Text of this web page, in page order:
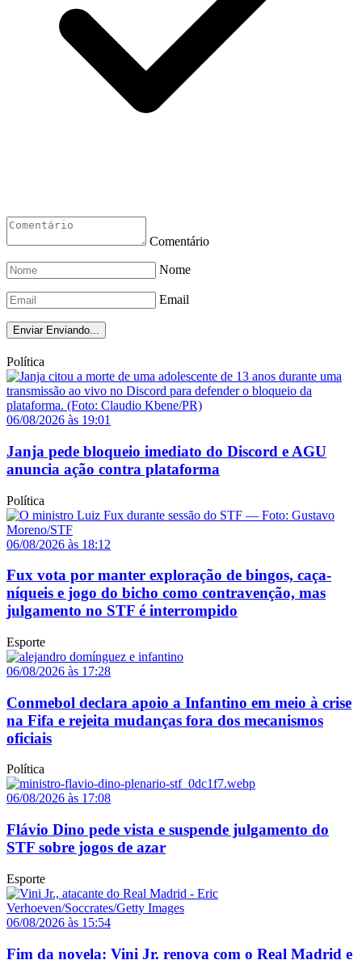
Comentário
Nome
Email
Enviar Enviando...
Política
06/08/2026 às 19:01
Janja pede bloqueio imediato do Discord e AGU
anuncia ação contra plataforma
Política
06/08/2026 às 18:12
Fux vota por manter exploração de bingos, caça-
níqueis e jogo do bicho como contravenção, mas
julgamento no STF é interrompido
Esporte
06/08/2026 às 17:28
Conmebol declara apoio a Infantino em meio à crise
na Fifa e rejeita mudanças fora dos mecanismos
oficiais
Política
06/08/2026 às 17:08
Flávio Dino pede vista e suspende julgamento do
STF sobre jogos de azar
Esporte
06/08/2026 às 15:54
Fim da novela: Vini Jr. renova com o Real Madrid e